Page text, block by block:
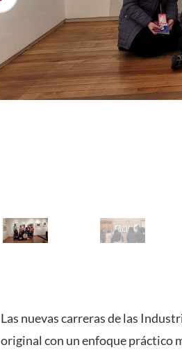
Las nuevas carreras de las
original con un enfoque práctico